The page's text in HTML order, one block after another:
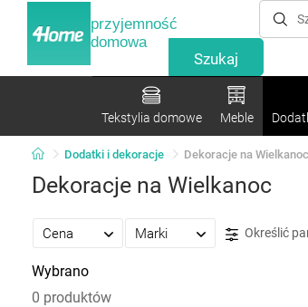
przyjemność
domowa
Tekstylia domowe Meble
Dodatki i dekoracje Dekoracje na Wielkanoc
Dekoracje na Wielkanoc
Cena Marki Określić
Wybrano
0 produktów